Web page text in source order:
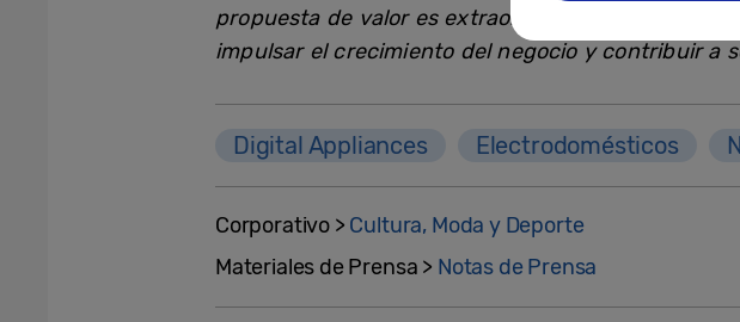
propuesta de valor es extraordinaria en el
impulsar el crecimiento del negocio y contribuir a
Digital Appliances Electrodomésticos
Corporativo > Cultura, Moda y Deporte
Materiales de Prensa > Notas de Prensa